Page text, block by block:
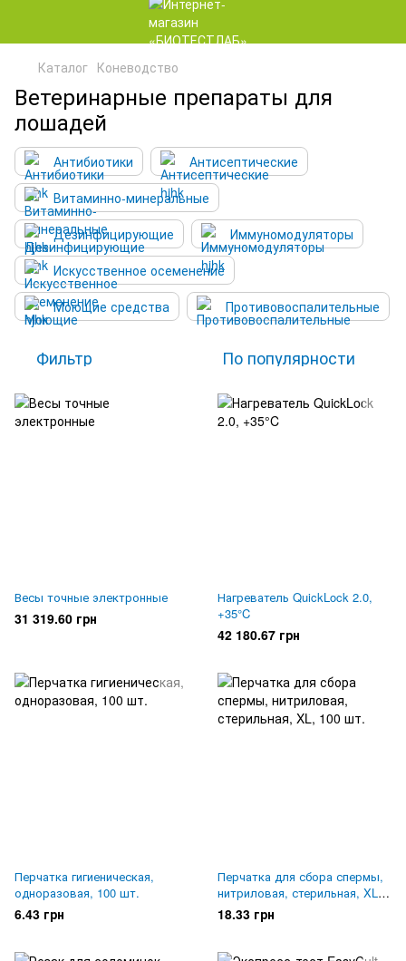
Каталог Коневодство
Ветеринарные препараты для
лошадей
Антибиотики
Антисептические
Витаминно-минеральные
Дезинфицирующие
Иммуномодуляторы
Искусственное осеменение
Моющие средства
Противовоспалительные
Фильтр По популярности
Весы точные электронные
31 319.60 грн
Нагреватель QuickLock 2.0,
+35°C
42 180.67 грн
Перчатка гигиеническая,
одноразовая, 100 шт.
6.43 грн
Перчатка для сбора спермы,
нитриловая, стерильная, XL,
100 шт.
18.33 грн